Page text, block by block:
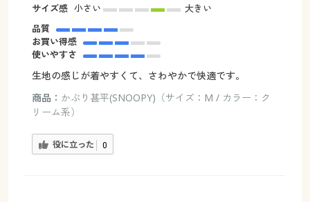
サイズ感 小さい
大きい
品質
お買い得感
使いやすさ
生地の感じが着やすくて、さわやかで快適です。
商品： かぶり甚平(SNOOPY)（サイズ：M / カラー：ク
リーム系）
役に立った 0